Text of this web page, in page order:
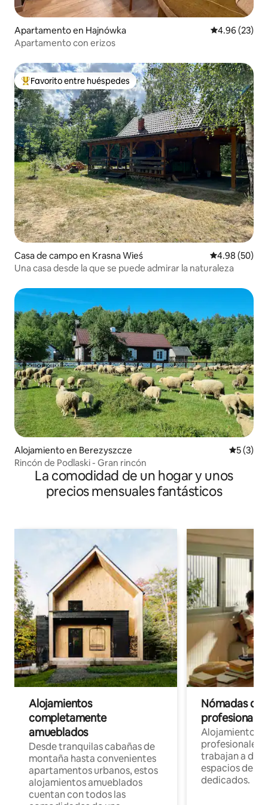
Apartamento en Hajnówka Calificación
4.96 (23)
Apartamento con erizos
Favorito entre huéspedes preferido
Favorito entre huéspedes
Casa de campo en Krasna Wieś Calificación
4.98 (50)
Una casa desde la que se puede admirar la naturaleza
Alojamiento en Berezyszcze
5 (3)
Rincón de Podlaski - Gran rincón
La comodidad de un hogar y unos
precios mensuales fantásticos
Alojamientos
completamente
amueblados
Desde tranquilas cabañas de
montaña hasta convenientes
apartamentos urbanos, estos
alojamientos amueblados
cuentan con todos las
Nómadas
Alojamientos
profesionales
trabajan a
espacios de
dedicados.